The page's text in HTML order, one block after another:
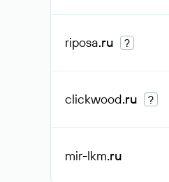
riposa.ru ?
clickwood.ru ?
mir-lkm.ru